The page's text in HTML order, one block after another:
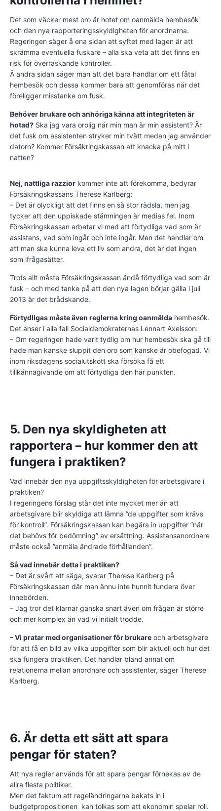
Det som väcker mest oro är hotet om oanmälda hembesök
och den nya rapporteringsskyldigheten för anordnarna.
Regeringen säger å ena sidan att syftet med lagen är att
skrämma eventuella fuskare – alla ska veta att det finns en
risk för överraskande kontroller.
Å andra sidan säger man att det bara handlar om ett fåtal
hembesök och dessa kommer bara att genomföras när det
föreligger misstanke om fusk.
Behöver brukare och anhöriga känna att integriteten är
hotad? Ska jag vara orolig när min man är min assistent? Är
det fusk om assistenten stryker min tvätt medan jag använder
datorn? Kommer Försäkringskassan att knacka på mitt i
natten?
Nej, nattliga razzior kommer inte att förekomma, bedyrar
Försäkringskassans Therese Karlberg:
– Det är olyckligt att det finns en så stor rädsla, men jag
tycker att den uppiskade stämningen är medias fel. Inom
Försäkringskassan arbetar vi med att förtydliga vad som är
assistans, vad som ingår och inte ingår. Men det handlar om
att man ska kunna leva ett liv som andra, det är det ingen
som ifrågasätter.
Trots allt måste Försäkringskassan ändå förtydliga vad som är
fusk – och med tanke på att den nya lagen börjar gälla i juli
2013 är det brådskande.
Förtydligas måste även reglerna kring oanmälda hembesök.
Det anser i alla fall Socialdemokraternas Lennart Axelsson:
– Om regeringen hade varit tydlig om hur hembesök ska gå till
hade man kanske sluppit den oro som kanske är obefogad. Vi
inom riksdagens socialutskott ska försöka få ett
tillkännagivande om att förtydliga den här punkten.
5. Den nya skyldigheten att
rapportera – hur kommer den att
fungera i praktiken?
Vad innebär den nya uppgiftsskyldigheten för arbetsgivare i
praktiken?
I regeringens förslag står det inte mycket mer än att
arbetsgivare blir skyldiga att lämna ”de uppgifter som krävs
för kontroll”. Försäkringskassan kan begära in uppgifter ”när
det behövs för bedömning” av ersättning. Assistansanordnare
måste också ”anmäla ändrade förhållanden”.
Så vad innebär detta i praktiken?
– Det är svårt att säga, svarar Therese Karlberg på
Försäkringskassan där man ännu inte hunnit fundera över
innebörden.
– Jag tror det klarnar ganska snart även om frågan är större
och mer komplex än vad vi initialt trodde.
– Vi pratar med organisationer för brukare och arbetsgivare
för att få en bild av vilka uppgifter som blir aktuell och hur det
ska fungera praktiken. Det handlar bland annat om
relationerna mellan anordnare och assistenter, säger Therese
Karlberg.
6. Är detta ett sätt att spara
pengar för staten?
Att nya regler används för att spara pengar förnekas av de
allra flesta politiker.
Men det faktum att regeländringarna bakats in i
budgetpropositionen kan tolkas som att ekonomin spelar roll.